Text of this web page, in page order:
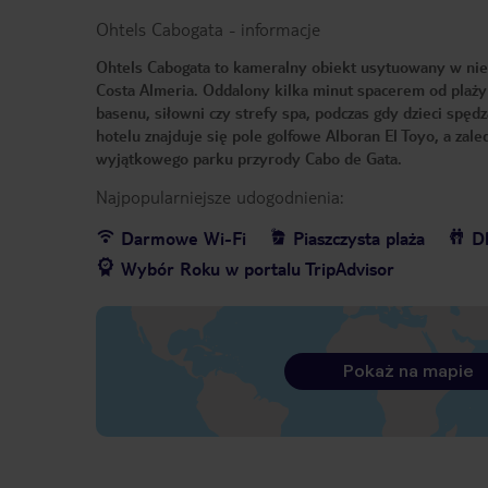
Ohtels Cabogata - informacje
Ohtels Cabogata to kameralny obiekt usytuowany w
Costa Almeria. Oddalony kilka minut spacerem od
basenu, siłowni czy strefy spa, podczas gdy dzieci
hotelu znajduje się pole golfowe Alboran El Toyo, a
wyjątkowego parku przyrody Cabo de Gata.
Najpopularniejsze udogodnienia:
Darmowe Wi-Fi
Piaszczysta plaża
Wybór Roku w portalu TripAdvisor
Pokaż na mapie